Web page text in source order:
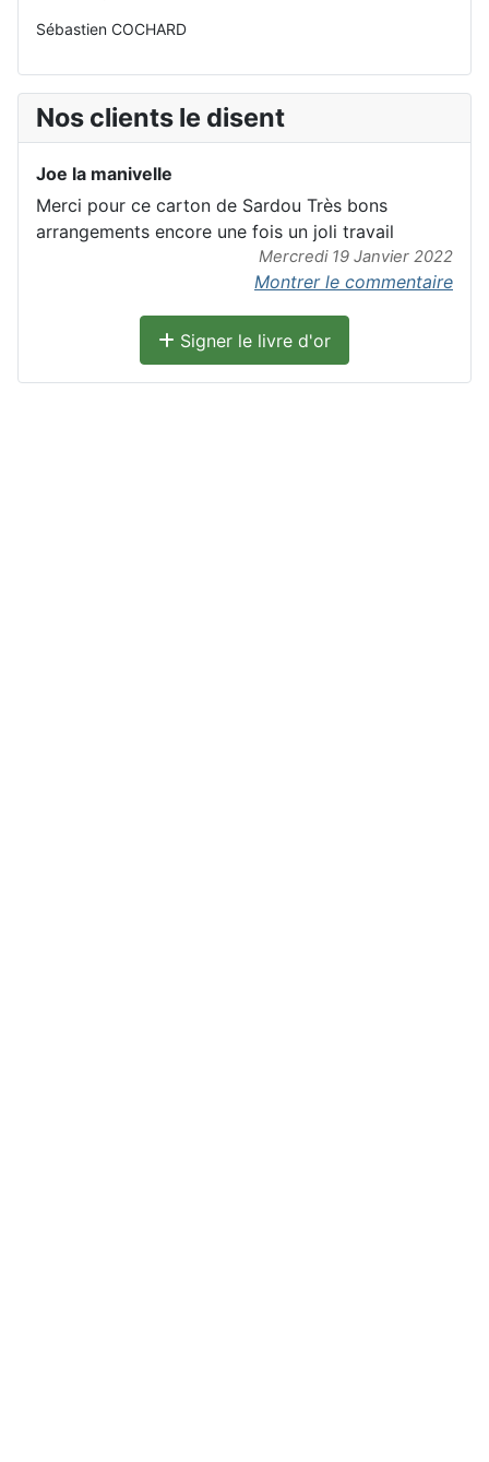
Sébastien COCHARD
Nos clients le disent
Joe la manivelle
Merci pour ce carton de Sardou Très bons
arrangements encore une fois un joli travail
Mercredi 19 Janvier 2022
Montrer le commentaire
Signer le livre d'or